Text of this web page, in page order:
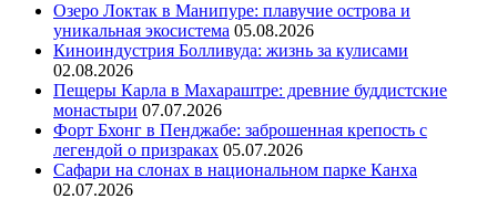
Озеро Локтак в Манипуре: плавучие острова и
уникальная экосистема 05.08.2026
Киноиндустрия Болливуда: жизнь за кулисами
02.08.2026
Пещеры Карла в Махараштре: древние буддистские
монастыри 07.07.2026
Форт Бхонг в Пенджабе: заброшенная крепость с
легендой о призраках 05.07.2026
Сафари на слонах в национальном парке Канха
02.07.2026